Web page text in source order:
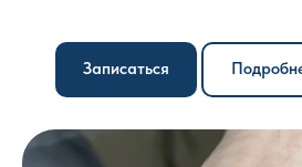
Записаться